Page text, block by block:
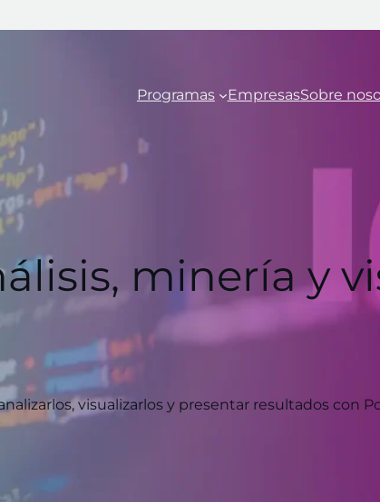
Programas EmpresasSobre
minería y
visualizarlos y presentar resultados con